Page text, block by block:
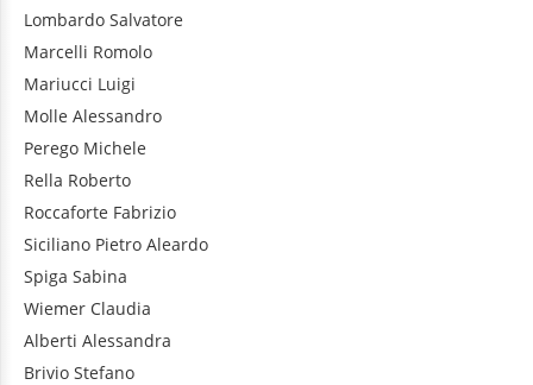
Lombardo Salvatore
Marcelli Romolo
Mariucci Luigi
Molle Alessandro
Perego Michele
Rella Roberto
Roccaforte Fabrizio
Siciliano Pietro Aleardo
Spiga Sabina
Wiemer Claudia
Alberti Alessandra
Brivio Stefano